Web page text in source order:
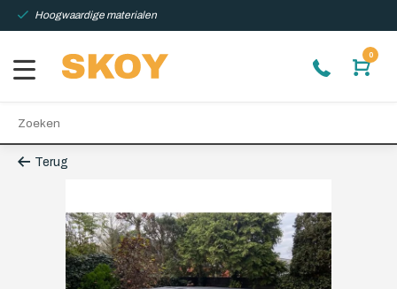
Hoogwaardige materialen
0
Terug